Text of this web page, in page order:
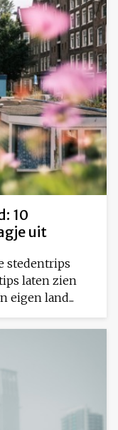
10
uit
stedentrips
laten zien
eigen land...